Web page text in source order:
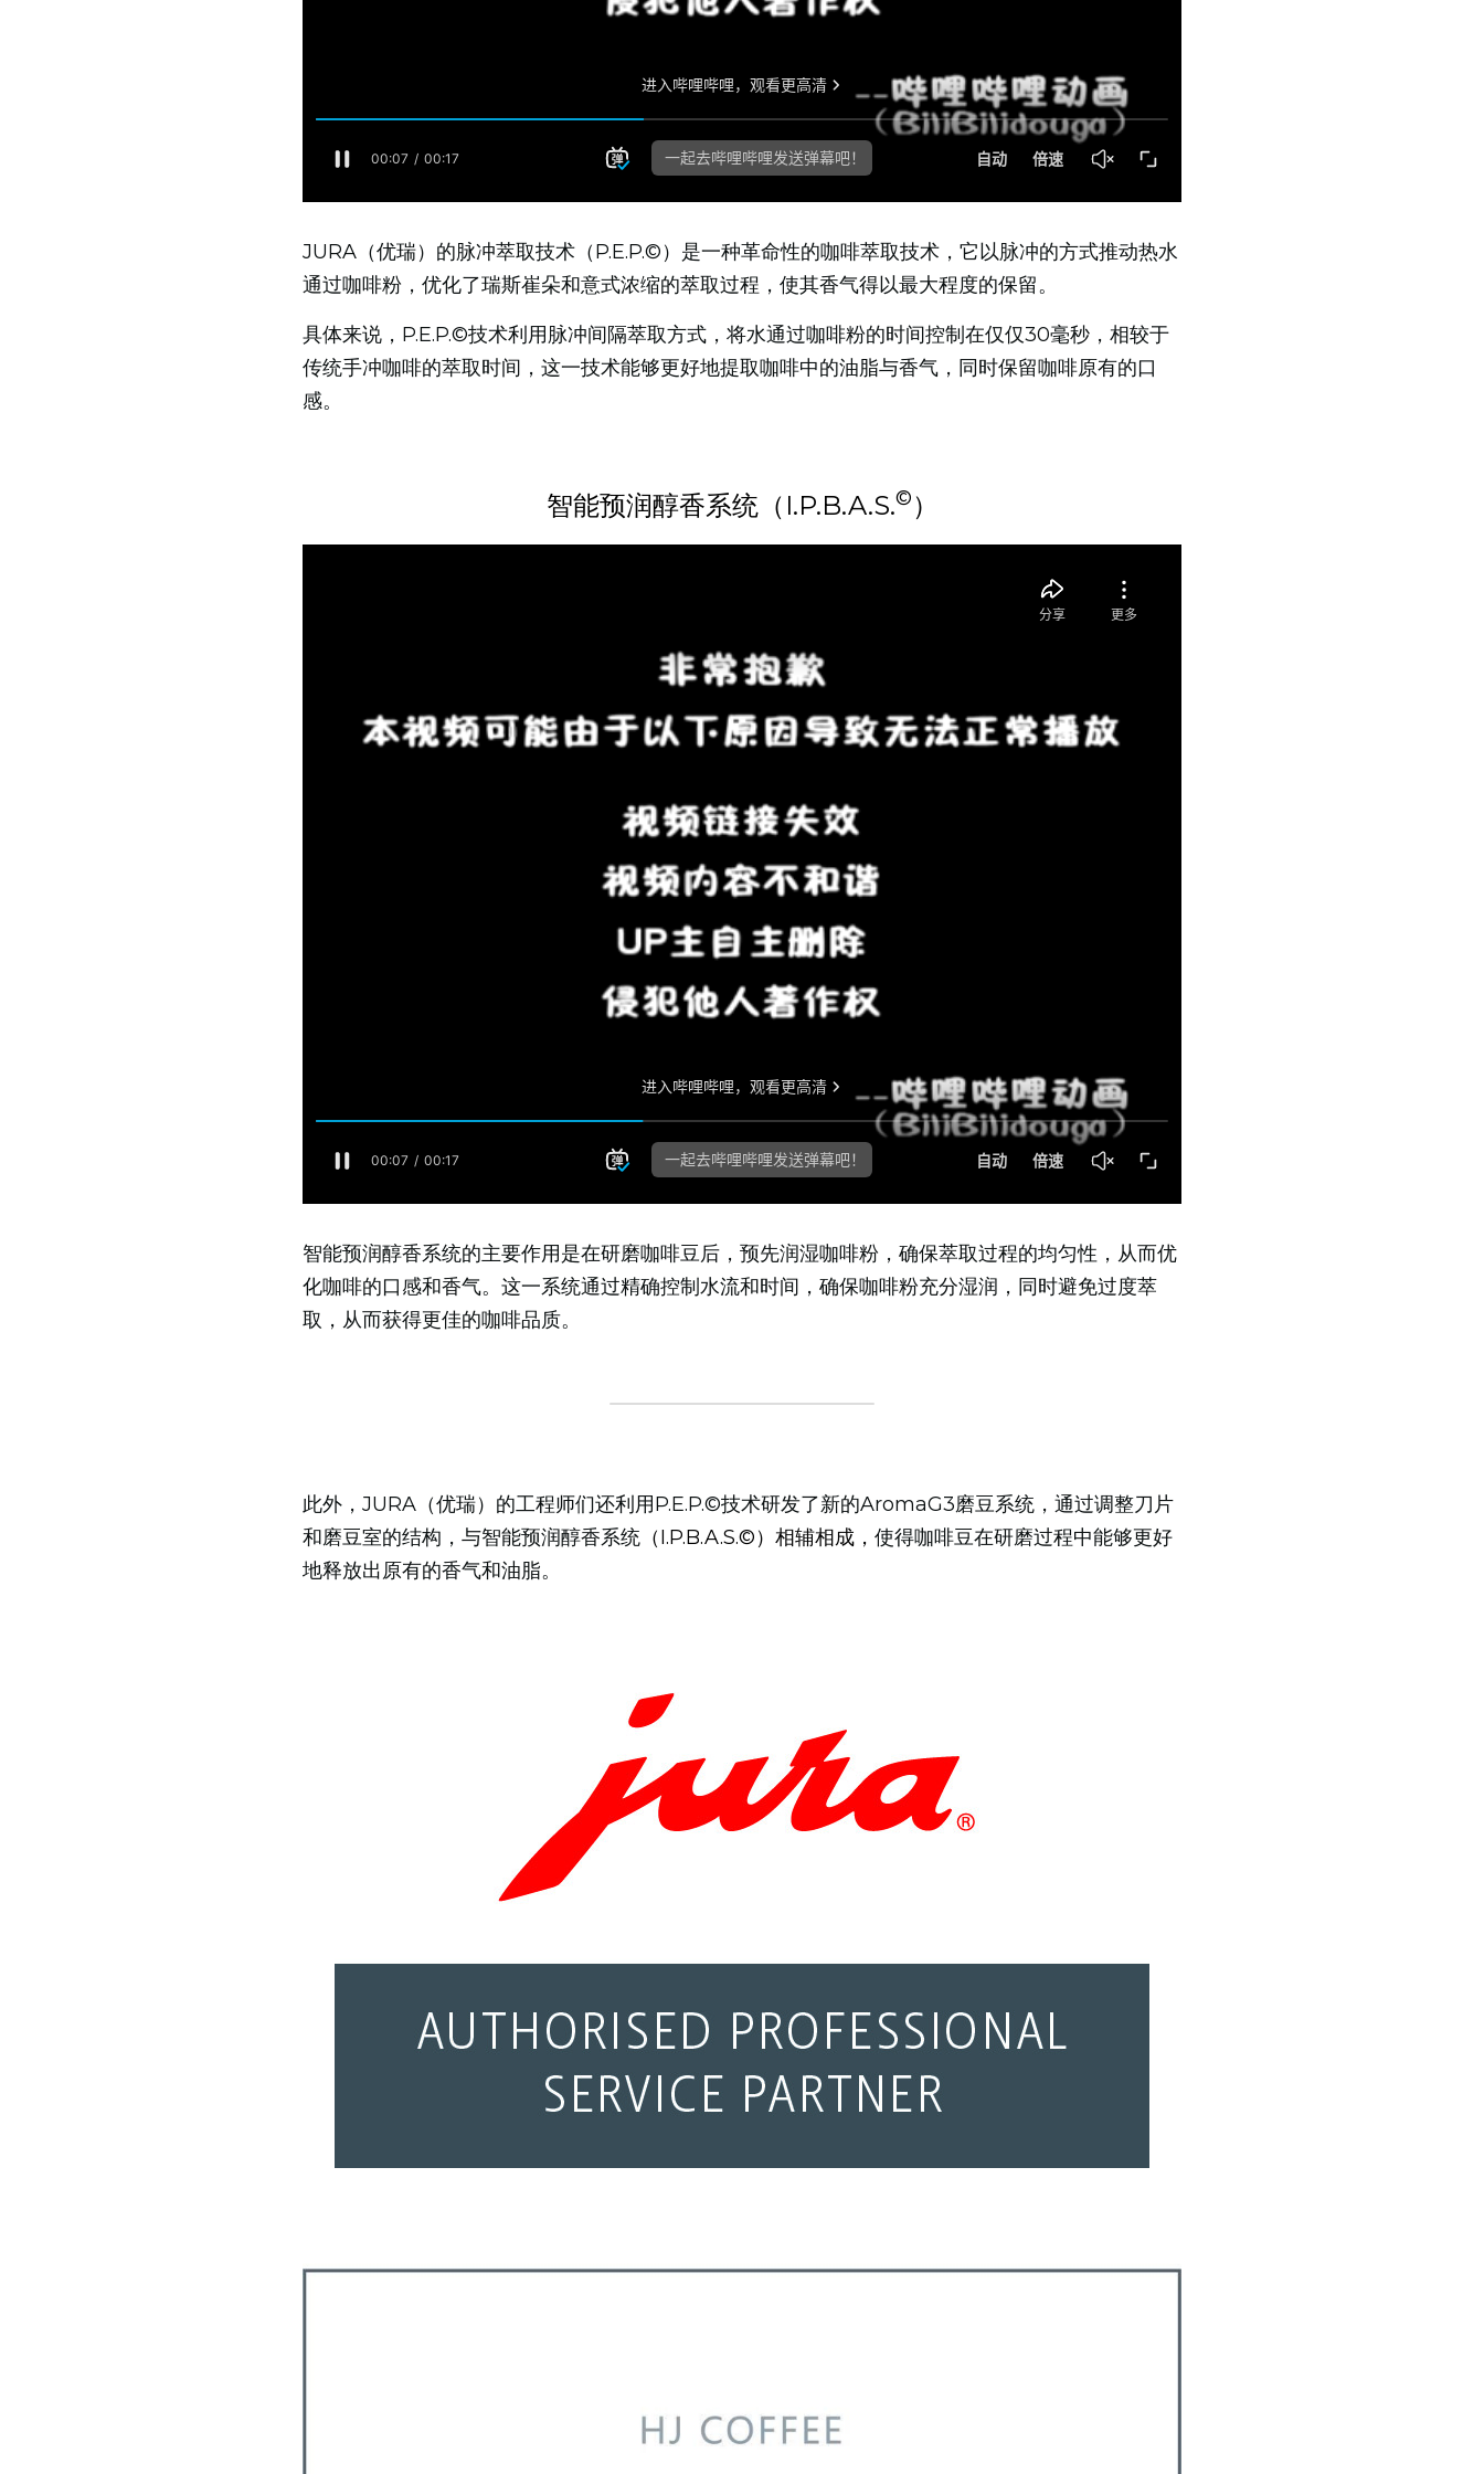
JURA（优瑞）的脉冲萃取技术（P.E.P.©）是一种革命性的咖啡萃取技术，它以脉冲的方式推动热水
通过咖啡粉，优化了瑞斯崔朵和意式浓缩的萃取过程，使其香气得以最大程度的保留。
具体来说，P.E.P.©技术利用脉冲间隔萃取方式，将水通过咖啡粉的时间控制在仅仅30毫秒，相较于
传统手冲咖啡的萃取时间，这一技术能够更好地提取咖啡中的油脂与香气，同时保留咖啡原有的口
感。
智能预润醇香系统（I.P.B.A.S.©）
智能预润醇香系统的主要作用是在研磨咖啡豆后，预先润湿咖啡粉，确保萃取过程的均匀性，从而优
化咖啡的口感和香气。这一系统通过精确控制水流和时间，确保咖啡粉充分湿润，同时避免过度萃
取，从而获得更佳的咖啡品质。
此外，JURA（优瑞）的工程师们还利用P.E.P.©技术研发了新的AromaG3磨豆系统，通过调整刀片
和磨豆室的结构，与智能预润醇香系统 （I.P.B.A.S.©）相辅相成， 使得咖啡豆在研磨过程中能够更好
地释放出原有的香气和油脂。